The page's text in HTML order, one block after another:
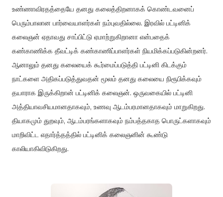
உண்ணாவிரதத்தையே தனது கலைத்திறனாகக் கொண்டவனைப்
பெரும்பாலான பார்வையாளர்கள் நம்புவதில்லை. இரவில் பட்டினிக்
கலைஞன் ஏதாவது சாப்பிட்டு ஏமாற்றுகிறானா என்பதைக்
கண்காணிக்க தீவட்டிக் கண்காணிப்பாளர்கள் நியமிக்கப்படுகின்றனர்.
ஆனாலும் தனது கலையைக் கூர்மைப்படுத்தி பட்டினி கிடக்கும்
நாட்களை அதிகப்படுத்துவதன் மூலம் தனது கலையை நிரூபிக்கவும்
தயாராக இருக்கிறான் பட்டினிக் கலைஞன். ஒருவகையில் பட்டினி
அத்தியாவசியமானதாகவும், உணவு ஆடம்பரமானதாகவும் மாறுகிறது.
தியாகமும் துறவும், ஆடம்பரங்களாகவும் நம்பத்தகாத பொருட்களாகவும்
மாறிவிட்ட எதார்த்தத்தில் பட்டினிக் கலைஞனின் கூண்டு
காலியாகிவிடுகிறது.